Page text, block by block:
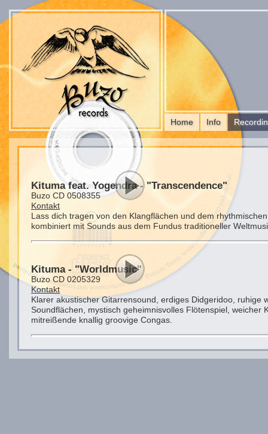
Kituma feat. Yogendra - "Transcendence"
Buzo CD 0508355
Kontakt
Lass dich tragen von den Klangflächen und dem
kombiniert mit Sounds aus dem Fundus traditioneller
Kituma - "Worldmusic"
Buzo CD 0205329
Kontakt
Klarer akustischer Gitarrensound, erdiges Didgeridoo,
Soundflächen, mystisch geheimnisvolles Flötenspiel, weicher
mitreißende knallig groovige Congas.
Home Info